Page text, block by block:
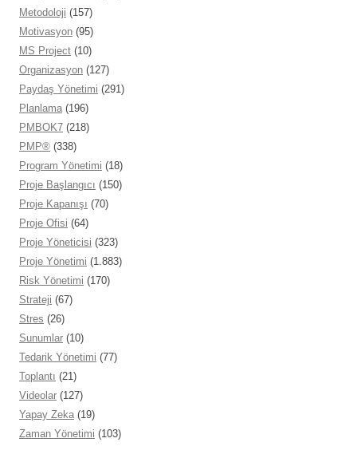
Metodoloji (157)
Motivasyon (95)
MS Project (10)
Organizasyon (127)
Paydaş Yönetimi (291)
Planlama (196)
PMBOK7 (218)
PMP® (338)
Program Yönetimi (18)
Proje Başlangıcı (150)
Proje Kapanışı (70)
Proje Ofisi (64)
Proje Yöneticisi (323)
Proje Yönetimi (1.883)
Risk Yönetimi (170)
Strateji (67)
Stres (26)
Sunumlar (10)
Tedarik Yönetimi (77)
Toplantı (21)
Videolar (127)
Yapay Zeka (19)
Zaman Yönetimi (103)